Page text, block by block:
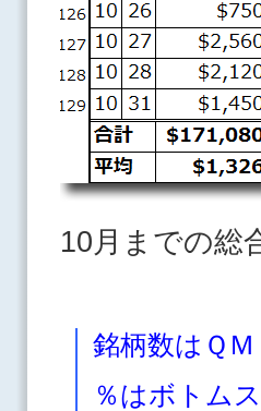
10月までの総
銘柄数はＱ
％はボトム